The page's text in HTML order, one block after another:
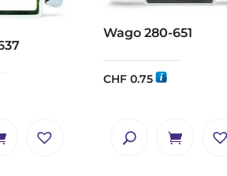
Wago 280-651
CHF0.75